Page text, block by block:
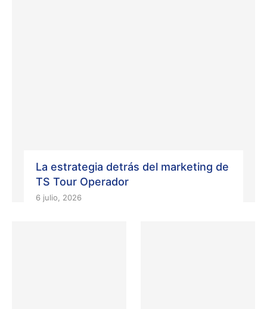
La estrategia detrás del marketing de
TS Tour Operador
6 julio, 2026